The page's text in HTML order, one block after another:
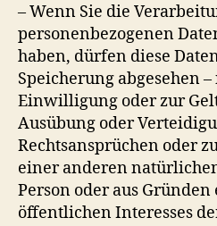
– Wenn Sie die
personenbezogenen
haben, dürfen diese
Speicherung abgesehen
Einwilligung oder zur
Ausübung oder
Rechtsansprüchen oder
einer anderen
Person oder aus
öffentlichen Interesses